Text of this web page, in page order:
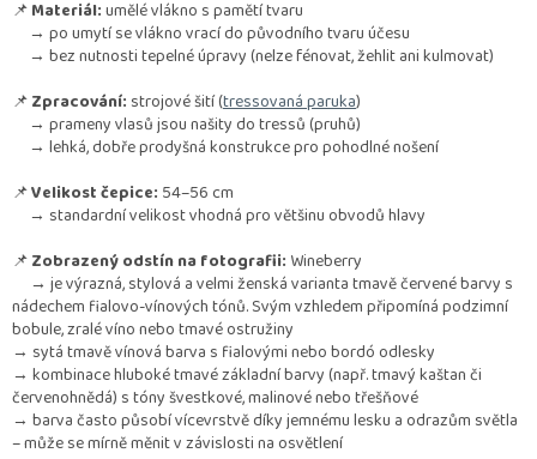
📌Materiál:umělé vlákno s pamětí tvaru
→ po umytí se vlákno vrací do původního tvaru účesu
→ bez nutnosti tepelné úpravy (nelze fénovat, žehlit ani kulmovat)
📌Zpracování: strojové šití (tressovaná paruka)
→ prameny vlasů jsou našity do tressů (pruhů)
→ lehká, dobře prodyšná konstrukce pro pohodlné nošení
📌Velikost čepice: 54–56 cm
→ standardní velikost vhodná pro většinu obvodů hlavy
📌Zobrazený odstín na fotografii: Wineberry
→ je výrazná, stylová a velmi ženská varianta tmavě červené barvy s
nádechem fialovo-vínových tónů. Svým vzhledem připomíná podzimní
bobule, zralé víno nebo tmavé ostružiny
→ sytá tmavě vínová barva s fialovými nebo bordó odlesky
→ kombinace hluboké tmavé základní barvy (např. tmavý kaštan či
červenohnědá) s tóny švestkové, malinové nebo třešňové
→ barva často působí vícevrstvě díky jemnému lesku a odrazům světla
– může se mírně měnit v závislosti na osvětlení